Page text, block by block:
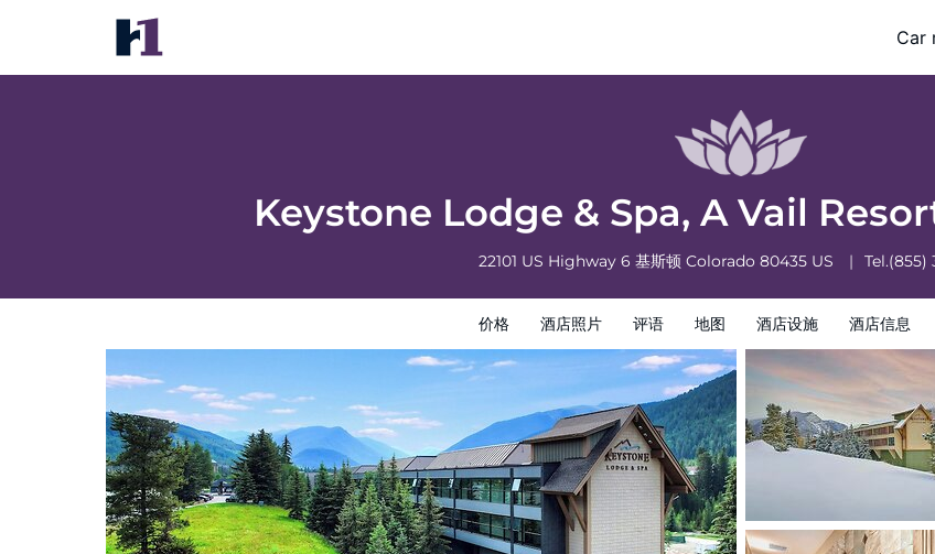
Car
Keystone Lodge & Spa, A Vail
22101 US Highway 6 基斯顿 Colorado 80435 US Tel.(855)
价格 酒店照片 评语 地图 酒店设施 酒店信息
Keystone Lodge & Spa, A Vail Resorts Property
价格